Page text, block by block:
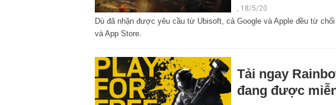
18/5/20
Dù đã nhận được yêu cầu từ Ubisoft, cả Google và Apple đều từ
và App Store.
Tải ngay
đang được